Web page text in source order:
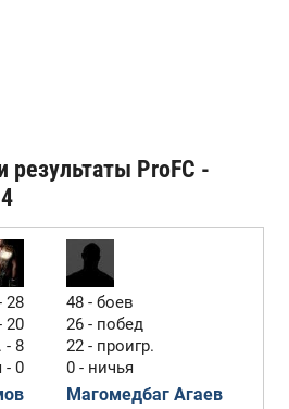
результаты ProFC -
28
20
- 8
- 0
48 - боев
26 - побед
22 - проигр.
0 - ничья
Магомедбаг Агаев